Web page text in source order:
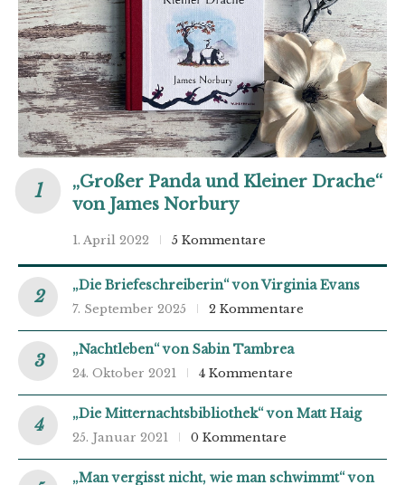
„Großer Panda und Kleiner Drache“
von James Norbury
1. April 2022 5 Kommentare
„Die Briefeschreiberin“ von Virginia Evans
7. September 2025 2 Kommentare
„Nachtleben“ von Sabin Tambrea
24. Oktober 2021 4 Kommentare
„Die Mitternachtsbibliothek“ von Matt Haig
25. Januar 2021 0 Kommentare
„Man vergisst nicht, wie man schwimmt“ von